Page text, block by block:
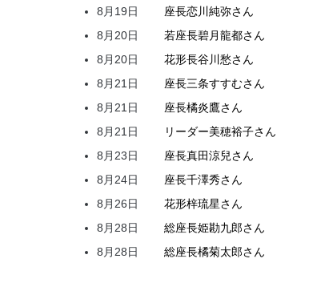
8月19日
座長恋川 純弥さん
8月20日
若座長碧月龍都さん
8月20日
花形長谷川 愁さん
8月21日
座長三条すすむさん
8月21日
座長橘炎鷹さん
8月21日
リーダー美穂裕子さん
8月23日
座長真田涼兒さん
8月24日
座長千澤秀さん
8月26日
花形梓琉星さん
8月28日
総座長姫勘九郎さん
8月28日
総座長橘菊太郎さん